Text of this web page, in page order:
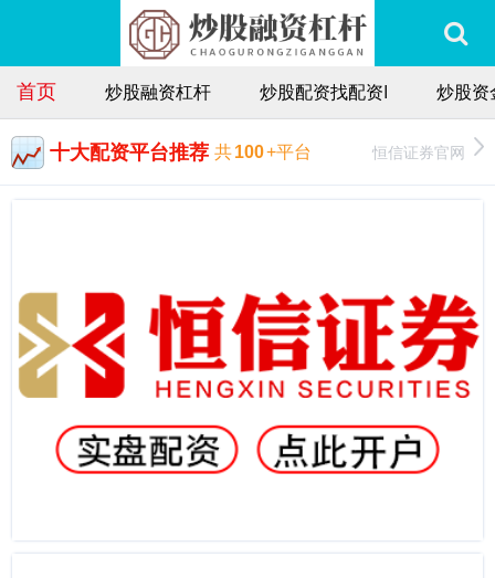
首页 炒股融资杠杆 炒股配资找配资I 炒股资
十大配资平台推荐 共100+平台 恒信证券官网